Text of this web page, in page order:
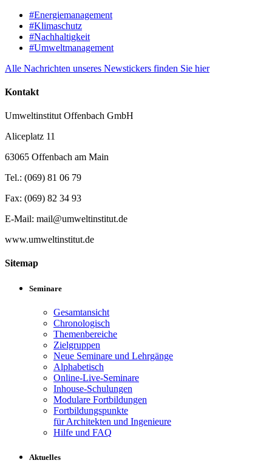
#Energiemanagement
#Klimaschutz
#Nachhaltigkeit
#Umweltmanagement
Alle Nachrichten unseres Newstickers finden Sie hier
Kontakt
Umweltinstitut Offenbach GmbH
Aliceplatz 11
63065 Offenbach am Main
Tel.: (069) 81 06 79
Fax: (069) 82 34 93
E-Mail: mail@umweltinstitut.de
www.umweltinstitut.de
Sitemap
Seminare
Gesamtansicht
Chronologisch
Themenbereiche
Zielgruppen
Neue Seminare und Lehrgänge
Alphabetisch
Online-Live-Seminare
Inhouse-Schulungen
Modulare Fortbildungen
Fortbildungspunkte
für Architekten und Ingenieure
Hilfe und FAQ
Aktuelles